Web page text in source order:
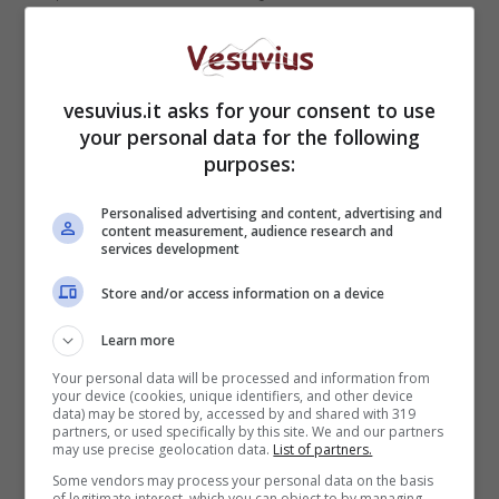
Un passo dal cielo
stagioni la vita diPietro Thiene , interpretato da
Terence Hill, comandante di stazione del Corpo
forestale di San Candido, in Alto Adige. Poi, a
partire dalla quarta il nuovo comandante è
Francesco Neri , interpretato da Daniele Liotti, il
vesuvius.it asks for your consent to use
your personal data for the following
purposes:
Personalised advertising and content, advertising and
content measurement, audience research and
services development
Store and/or access information on a device
Learn more
Your personal data will be processed and information from
your device (cookies, unique identifiers, and other device
data) may be stored by, accessed by and shared with 319
partners, or used specifically by this site. We and our partners
may use precise geolocation data. List of partners.
Some vendors may process your personal data on the basis